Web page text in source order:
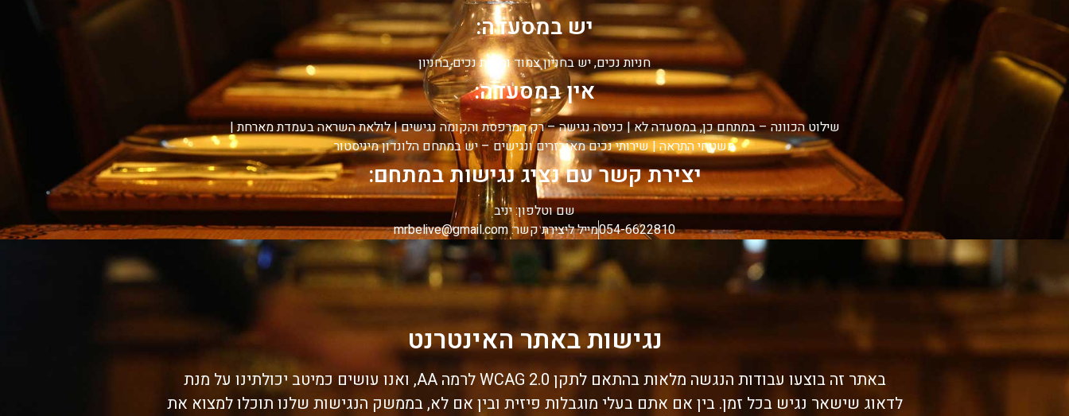
יש במסעדה:
חניות נכים, יש בחניון צמוד וחניות נכים בחניון
אין במסעדה:
שילוט הכוונה – במתחם כן, במסעדה לא | כניסה נגישה – רק המרפסת והקומה נגישים | לולאת השראה בעמדת מארחת |
משטחי התראה | שירותי נכים מאובזרים ונגישים – יש במתחם הלונדון מיניסטור
יצירת קשר עם נציג נגישות במתחם:
שם וטלפון: יניב
054-6622810מייל ליצירת קשר: mrbelive@gmail.com‏‏
נגישות באתר האינטרנט
באתר זה בוצעו עבודות הנגשה מלאות בהתאם לתקן WCAG 2.0 לרמה AA, ואנו עושים כמיטב יכולתינו על מנת
לדאוג שישאר נגיש בכל זמן. בין אם אתם בעלי מוגבלות פיזית ובין אם לא, בממשק הנגישות שלנו תוכלו למצוא את